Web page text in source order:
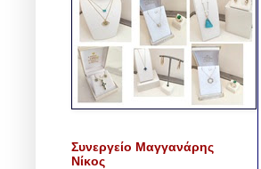
Συνεργείο Μαγγανάρης
Νίκος